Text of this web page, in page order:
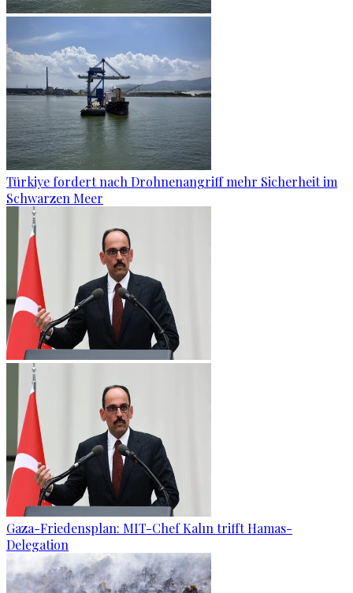
Türkiye fordert nach Drohnenangriff mehr Sicherheit im
Schwarzen Meer
Gaza-Friedensplan: MIT-Chef Kalın trifft Hamas-
Delegation